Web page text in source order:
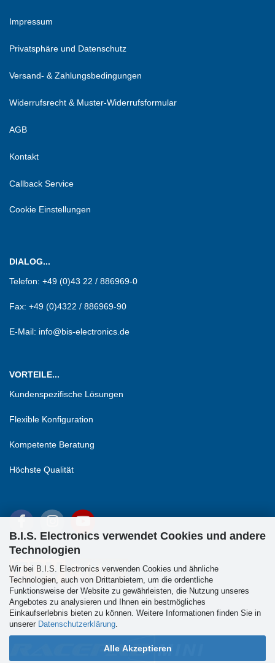
B.I.S. Electronics verwendet Cookies und andere
Technologien
Wir bei B.I.S. Electronics verwenden Cookies und ähnliche
Technologien, auch von Drittanbietern, um die ordentliche
Funktionsweise der Website zu gewährleisten, die Nutzung unseres
Angebotes zu analysieren und Ihnen ein bestmögliches
Einkaufserlebnis bieten zu können. Weitere Informationen finden Sie in
unserer Datenschutzerklärung
Alle Akzeptieren
Impressum
Privatsphäre und Datenschutz
Versand- & Zahlungsbedingungen
Widerrufsrecht & Muster-Widerrufsformular
AGB
Kontakt
Callback Service
Cookie Einstellungen
DIALOG...
Telefon: +49 (0)43 22 / 886969-0
Fax: +49 (0)4322 / 886969-90
E-Mail: info@bis-electronics.de
VORTEILE...
Kundenspezifische Lösungen
Flexible Konfiguration
Kompetente Beratung
Höchste Qualität